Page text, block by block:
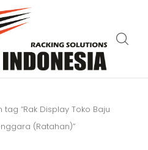
“Rak Display Toko Baju
(Ratahan)”